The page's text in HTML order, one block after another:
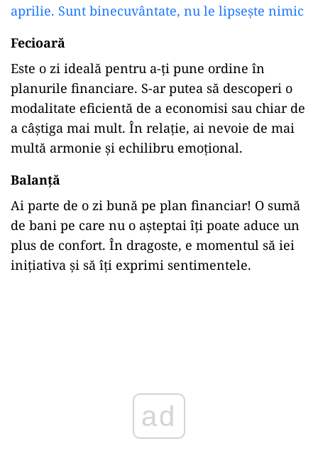
aprilie. Sunt binecuvântate, nu le lipsește nimic
Fecioară
Este o zi ideală pentru a-ți pune ordine în
planurile financiare. S-ar putea să descoperi o
modalitate eficientă de a economisi sau chiar de
a câștiga mai mult. În relație, ai nevoie de mai
multă armonie și echilibru emoțional.
Balanță
Ai parte de o zi bună pe plan financiar! O sumă
de bani pe care nu o așteptai îți poate aduce un
plus de confort. În dragoste, e momentul să iei
inițiativa și să îți exprimi sentimentele.
ad